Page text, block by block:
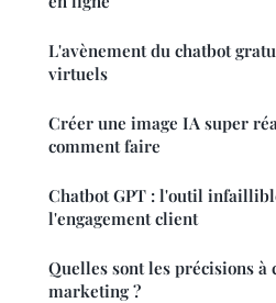
L'avènement du chatbot
virtuels
Créer une image IA super
comment faire
Chatbot GPT : l'outil
l'engagement client
Quelles sont les précisions
marketing ?